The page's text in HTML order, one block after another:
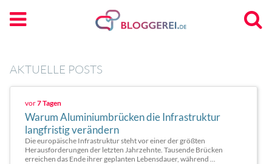
AKTUELLE POSTS
vor7 Tagen
Warum Aluminiumbrücken die Infrastruktur
langfristig verändern
Die europäische Infrastruktur steht vor einer der größten
Herausforderungen der letzten Jahrzehnte. Tausende Brücken
erreichen das Ende ihrer geplanten Lebensdauer, während ...